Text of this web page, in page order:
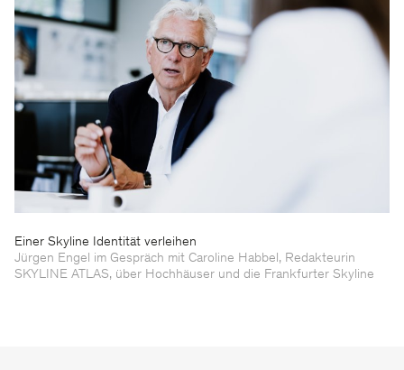
Einer Skyline Identität verleihen
Jürgen Engel im Gespräch mit Caroline Habbel, Redakteurin
SKYLINE ATLAS, über Hochhäuser und die Frankfurter Skyline